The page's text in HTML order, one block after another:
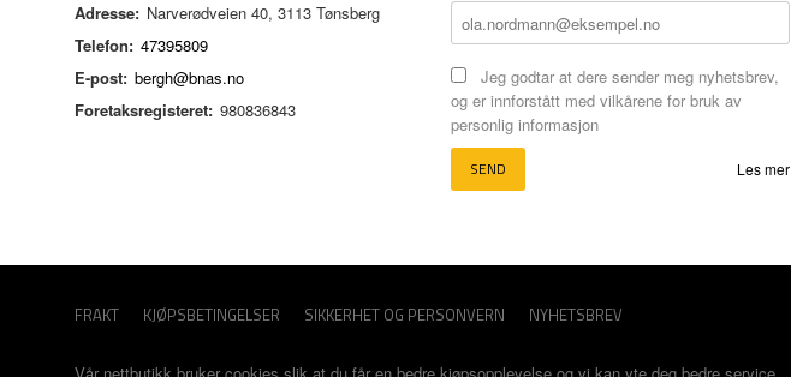
Adresse: Narverødveien 40, 3113 Tønsberg
Telefon: 47395809
E-post: bergh@bnas.no
Foretaksregisteret: 980836843
Jeg godtar at dere sender meg nyhetsbrev,
og er innforstått med vilkårene for bruk av
personlig informasjon
Les mer
FRAKT KJØPSBETINGELSER SIKKERHET OG PERSONVERN NYHETSBREV